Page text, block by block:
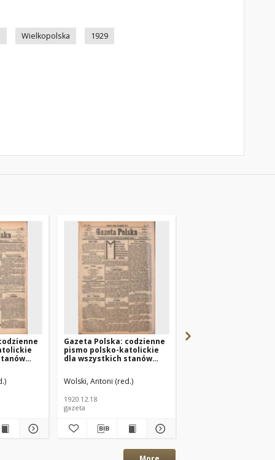
Wielkopolska 1929
Gazeta Polska: codzienne
pismo polsko-katolickie
dla wszystkich stanów
Wolski, Antoni (red.)
1920.12.18
gazeta